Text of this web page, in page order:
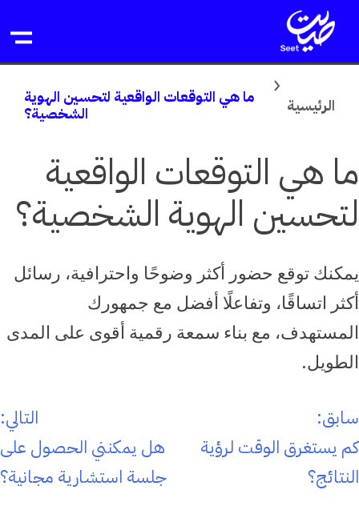
تخطى
المحتوى
الرئيسية ما هي التوقعات الواقعية لتحسين الهوية
الشخصية؟
ما هي التوقعات الواقعية
لتحسين الهوية الشخصية؟
يمكنك توقع حضور أكثر وضوحًا واحترافية، رسائل
أكثر اتساقًا، وتفاعلًا أفضل مع جمهورك
المستهدف، مع بناء سمعة رقمية أقوى على المدى
الطويل.
تصفّح
المقالات
سابق:
كم يستغرق الوقت لرؤية
النتائج؟
التالي:
هل يمكنني الحصول على
جلسة استشارية مجانية؟